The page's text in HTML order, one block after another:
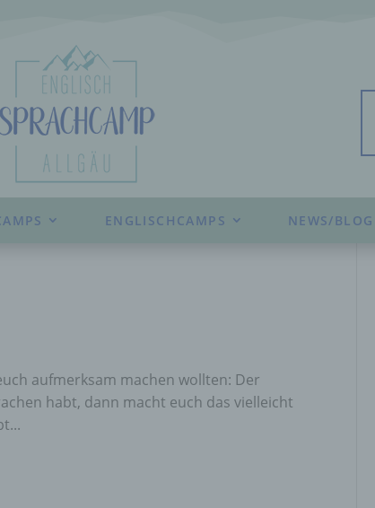
ENGLISCHCAMPS NEWS/BLOG
aufmerksam machen wollten: Der
habt, dann macht euch das vielleicht